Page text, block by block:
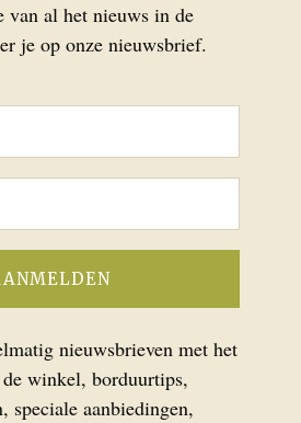
al het nieuws in de
je op onze nieuwsbrief.
nieuwsbrieven met het
winkel, borduurtips,
speciale aanbiedingen,